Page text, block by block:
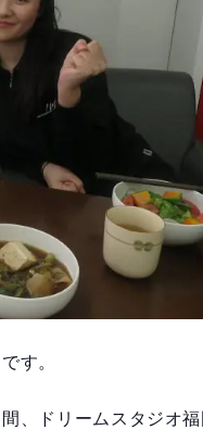
す。
、ドリームスタジオ